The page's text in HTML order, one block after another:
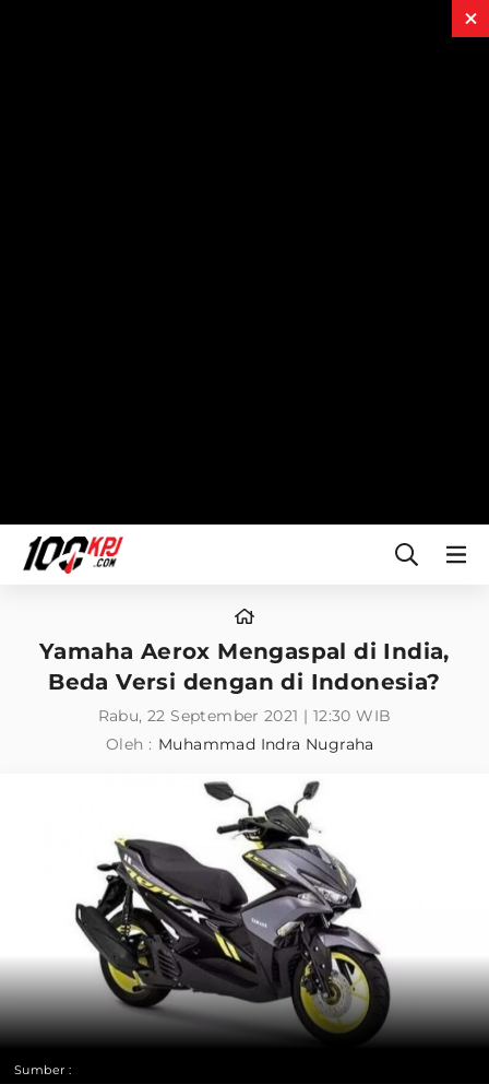
Yamaha Aerox Mengaspal di India,
Beda Versi dengan di Indonesia?
Rabu, 22 September 2021 | 12:30 WIB
Oleh : Muhammad Indra Nugraha
Sumber :